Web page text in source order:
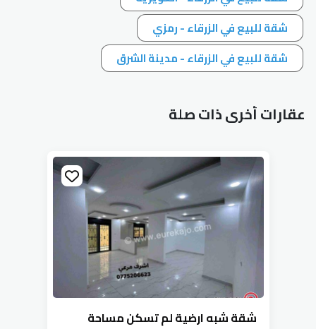
شقة للبيع في الزرقاء - رمزي
شقة للبيع في الزرقاء - مدينة الشرق
عقارات أخرى ذات صلة
شقة شبه ارضية لم تسكن مساحة